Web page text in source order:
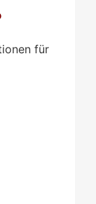
für